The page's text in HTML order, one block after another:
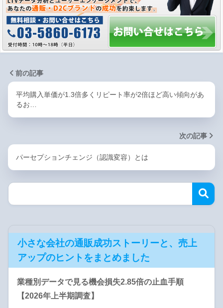
前の記事
平均購入単価が1.3倍多くリピート率が2倍ほど高い傾向があ
るお…
次の記事
パーセプションチェンジ（認識変容）とは
小さな会社の通販成功ストーリーと、売上
アップのヒントをまとめました
業種別データで見る機会損失2.85倍の止血手順
【2026年上半期調査】